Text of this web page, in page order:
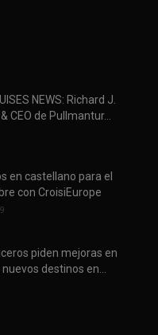
NEWS: Richard J.
CEO de Pullmantur...
en castellano para el
con CroisiEurope
piden mejoras en
destinos en...